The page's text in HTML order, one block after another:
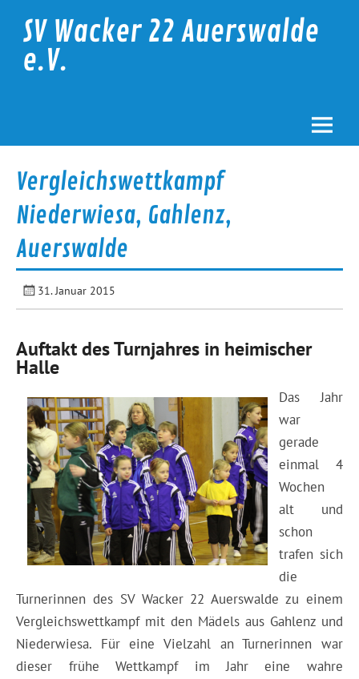
contentSV Wacker 22 Auerswalde
e.V.
Vergleichswettkampf
Niederwiesa, Gahlenz,
Auerswalde
31. Januar 2015
Auftakt des Turnjahres in heimischer
Halle
Das Jahr
war
gerade
einmal 4
Wochen
alt und
schon
trafen sich
die
Turnerinnen des SV Wacker 22 Auerswalde zu einem
Vergleichswettkampf mit den Mädels aus Gahlenz und
Niederwiesa. Für eine Vielzahl an Turnerinnen war
dieser frühe Wettkampf im Jahr eine wahre